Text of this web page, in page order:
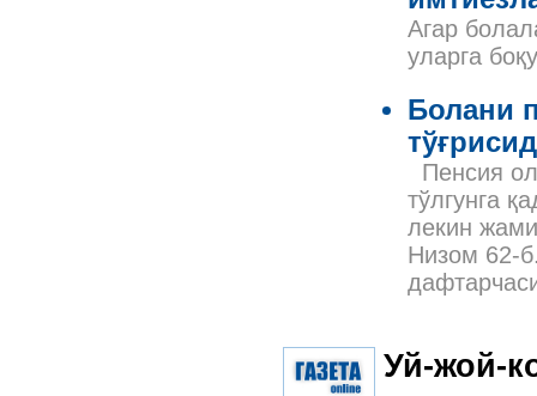
Агар
уларга
Болани
Пенсия
тўлгунга
лекин
Низом 62-
Уй-жой-